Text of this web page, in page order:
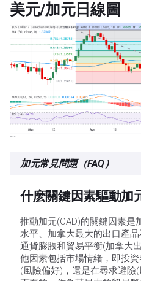
美元/加元日線圖
加元常見問題（FAQ）
什麽關鍵因素驅動加
推動加元(CAD)的關鍵因素是
水平、加拿大最大的出口產品
通貨膨脹和貿易平衡(加拿大
他因素包括市場情緒，即投
(風險偏好)，還是在尋求避險